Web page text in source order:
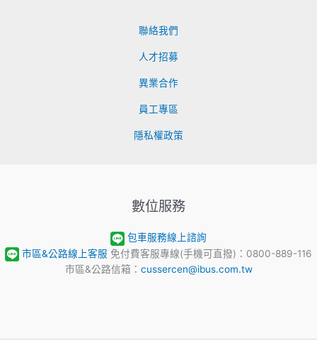
聯絡我們
人才招募
異業合作
員工專區
隱私權政策
數位服務
包車服務線上諮詢
市區&公路線上客服 免付費客服專線(手機可直撥)：0800-889-116
市區&公路信箱： cussercen@ibus.com.tw